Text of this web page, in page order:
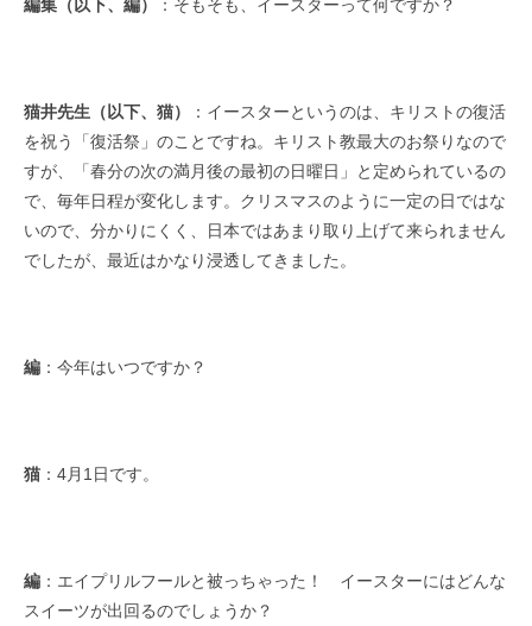
編集（以下、編） ：そもそも、イースターって何ですか？
猫井先生（以下、猫）
：イースターというのは、キリストの復活
を祝う「復活祭」のことですね。キリスト教最大のお祭りなので
すが、「春分の次の満月後の最初の日曜日」と定められているの
で、毎年日程が変化します。クリスマスのように一定の日ではな
いので、分かりにくく、日本ではあまり取り上げて来られません
でしたが、最近はかなり浸透してきました。
編 ：今年はいつですか？
猫 ：4月1日です。
編 ：エイプリルフールと被っちゃった！ イースターにはどんな
スイーツが出回るのでしょうか？